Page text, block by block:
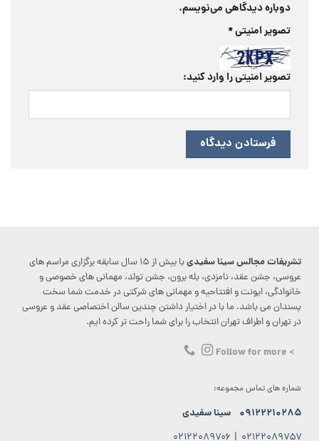
دوباره دیدگاهی می‌نویسم.
تصویر امنیتی*
تصویر امنیتی را وارد کنید:
تشریفات مجالس سینا سفیدی
با بیش از ۱۵ سال سابقه برگزاری مراسم های
عروسی، جشن عقد، نامزدی، بله برون، جشن تولد، مهمانی های خصوصی و
خانوادگی، ایونت و افتتاحیه و مهمانی های شرکتی در خدمت شما سخت
پسندان می باشد. ما با در اختیار داشتن چندین سالن اختصاصی عقد و عروسی
در تهران و اطراف تهران انتخاب را برای شما راحت تر کرده ایم.
> Follow for more
شماره های تماس مجموعه:
۰۹۱۲۲۲۱۰۲۸۵ سینا سفیدی
۰۲۱۲۲۰۸۹۷۵۷ | ۰۲۱۲۲۰۸۹۷۰۶